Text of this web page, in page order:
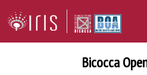
Bicocca